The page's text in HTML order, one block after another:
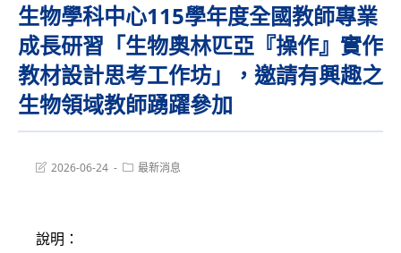
生物學科中心115學年度全國教師專業
成長研習「生物奧林匹亞『操作』實作
教材設計思考工作坊」，邀請有興趣之
生物領域教師踴躍參加
Post2026-06-24
Post最新消息
說明：